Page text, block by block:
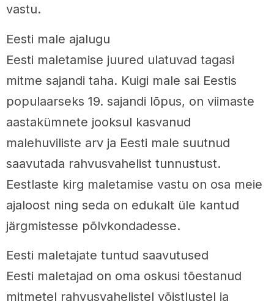
vastu.
Eesti male ajalugu
Eesti maletamise juured ulatuvad tagasi
mitme sajandi taha. Kuigi male sai Eestis
populaarseks 19. sajandi lõpus, on viimaste
aastakümnete jooksul kasvanud
malehuviliste arv ja Eesti male suutnud
saavutada rahvusvahelist tunnustust.
Eestlaste kirg maletamise vastu on osa meie
ajaloost ning seda on edukalt üle kantud
järgmistesse põlvkondadesse.
Eesti maletajate tuntud saavutused
Eesti maletajad on oma oskusi tõestanud
mitmetel rahvusvahelistel võistlustel ja